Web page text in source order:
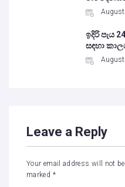
ඉදිරි පැය
සඳහා
Leave a Reply
Your email address will not
marked *